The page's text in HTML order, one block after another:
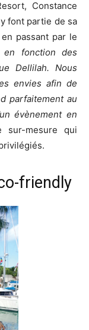
Constance
font partie de sa
passant par le
en fonction des
Dellilah. Nous
envies afin de
parfaitement au
évènement en
sur-mesure qui
friendly